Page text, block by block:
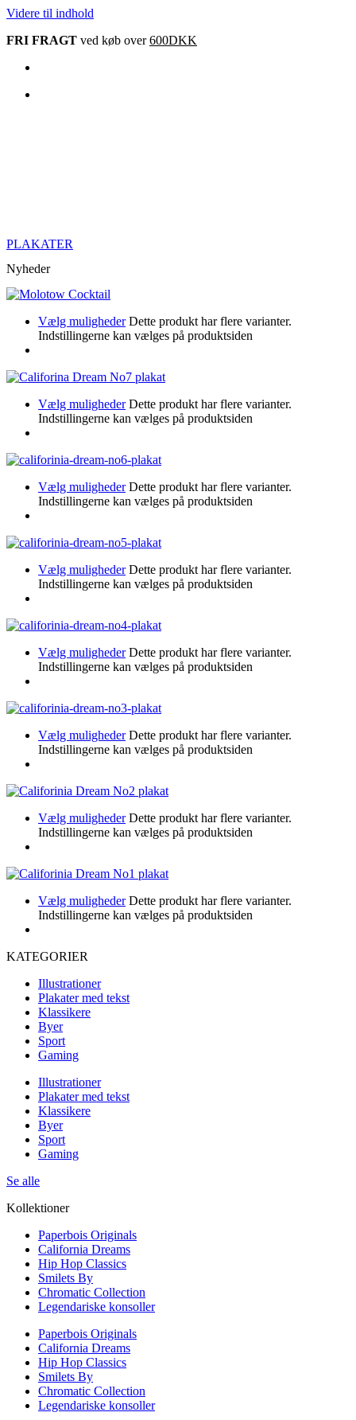
Videre til indhold
FRI FRAGT ved køb over600DKK
PLAKATER
Nyheder
Vælg muligheder Dette produkt har flere varianter.
Indstillingerne kan vælges på produktsiden
Vælg muligheder Dette produkt har flere varianter.
Indstillingerne kan vælges på produktsiden
Vælg muligheder Dette produkt har flere varianter.
Indstillingerne kan vælges på produktsiden
Vælg muligheder Dette produkt har flere varianter.
Indstillingerne kan vælges på produktsiden
Vælg muligheder Dette produkt har flere varianter.
Indstillingerne kan vælges på produktsiden
Vælg muligheder Dette produkt har flere varianter.
Indstillingerne kan vælges på produktsiden
Vælg muligheder Dette produkt har flere varianter.
Indstillingerne kan vælges på produktsiden
Vælg muligheder Dette produkt har flere varianter.
Indstillingerne kan vælges på produktsiden
KATEGORIER
Illustrationer
Plakater med tekst
Klassikere
Byer
Sport
Gaming
Illustrationer
Plakater med tekst
Klassikere
Byer
Sport
Gaming
Se alle
Kollektioner
Paperbois Originals
California Dreams
Hip Hop Classics
Smilets By
Chromatic Collection
Legendariske konsoller
Paperbois Originals
California Dreams
Hip Hop Classics
Smilets By
Chromatic Collection
Legendariske konsoller